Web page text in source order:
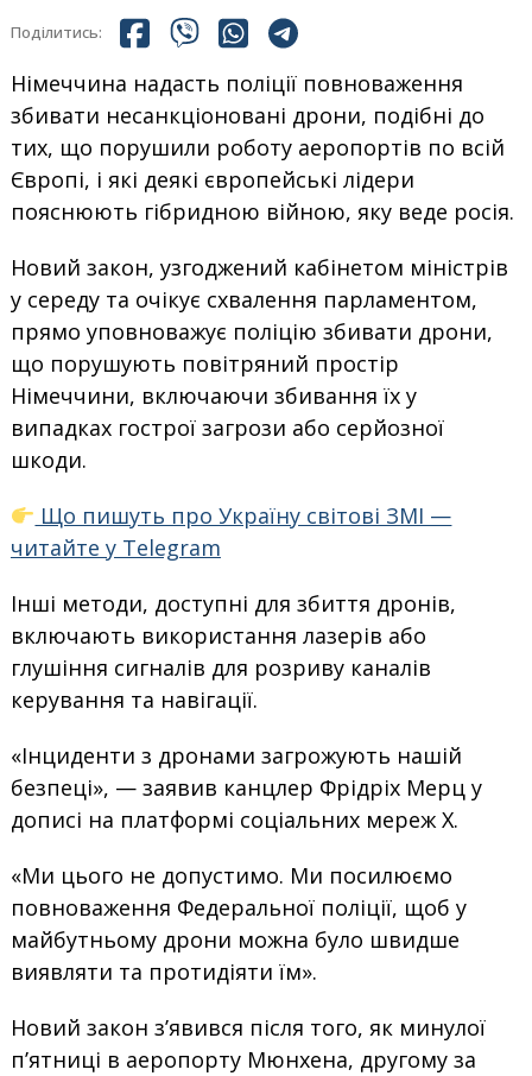
Поділитись:
Німеччина надасть поліції повноваження
збивати несанкціоновані дрони, подібні до
тих, що порушили роботу аеропортів по всій
Європі, і які деякі європейські лідери
пояснюють гібридною війною, яку веде росія.
Новий закон, узгоджений кабінетом міністрів
у середу та очікує схвалення парламентом,
прямо уповноважує поліцію збивати дрони,
що порушують повітряний простір
Німеччини, включаючи збивання їх у
випадках гострої загрози або серйозної
шкоди.
Що пишуть про Україну світові ЗМІ —
читайте у Telegram
Інші методи, доступні для збиття дронів,
включають використання лазерів або
глушіння сигналів для розриву каналів
керування та навігації.
«Інциденти з дронами загрожують нашій
безпеці», — заявив канцлер Фрідріх Мерц у
дописі на платформі соціальних мереж X.
«Ми цього не допустимо. Ми посилюємо
повноваження Федеральної поліції, щоб у
майбутньому дрони можна було швидше
виявляти та протидіяти їм».
Новий закон з’явився після того, як минулої
п’ятниці в аеропорту Мюнхена, другому за